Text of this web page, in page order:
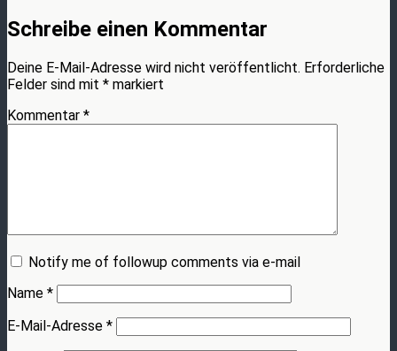
Schreibe einen Kommentar
Deine E-Mail-Adresse wird nicht veröffentlicht. Erforderliche
Felder sind mit * markiert
Kommentar *
Notify me of followup comments via e-mail
Name *
E-Mail-Adresse *